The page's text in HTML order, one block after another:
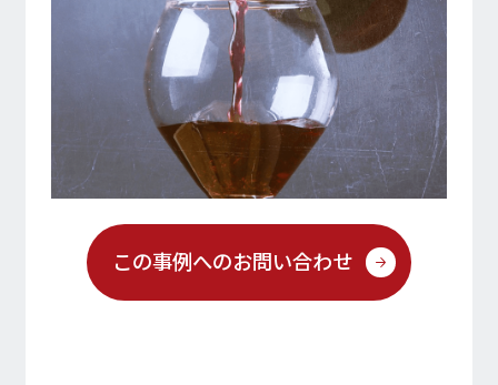
この事例へのお問い合わせ